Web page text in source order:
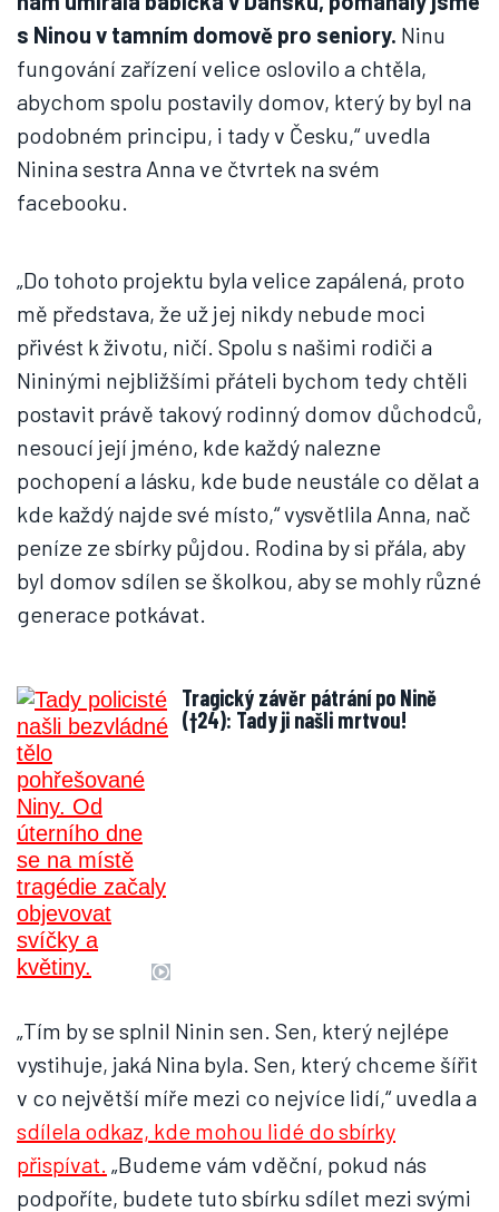
s Ninou v tamním domově pro seniory. Ninu
fungování zařízení velice oslovilo a chtěla,
abychom spolu postavily domov, který by byl na
podobném principu, i tady v Česku,“ uvedla
Ninina sestra Anna ve čtvrtek na svém
facebooku.
„Do tohoto projektu byla velice zapálená, proto
mě představa, že už jej nikdy nebude moci
přivést k životu, ničí. Spolu s našimi rodiči a
Nininými nejbližšími přáteli bychom tedy chtěli
postavit právě takový rodinný domov důchodců,
nesoucí její jméno, kde každý nalezne
pochopení a lásku, kde bude neustále co dělat a
kde každý najde své místo,“ vysvětlila Anna, nač
peníze ze sbírky půjdou. Rodina by si přála, aby
byl domov sdílen se školkou, aby se mohly různé
generace potkávat.
Tragický závěr pátrání po Nině
(†24): Tady ji našli mrtvou!
„Tím by se splnil Ninin sen. Sen, který nejlépe
vystihuje, jaká Nina byla. Sen, který chceme šířit
v co největší míře mezi co nejvíce lidí,“ uvedla a
sdílela odkaz, kde mohou lidé do sbírky
přispívat. „Budeme vám vděční, pokud nás
podpoříte, budete tuto sbírku sdílet mezi svými